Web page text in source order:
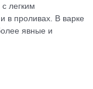
легким
в проливах. В варке
явные и